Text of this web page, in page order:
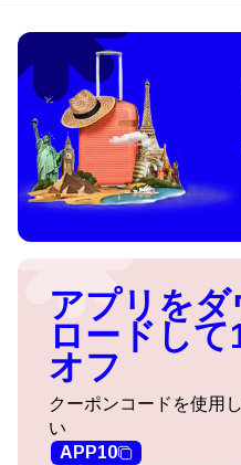
アプリをダ
ロードして
オフ
クーポンコードを使用
い
APP10